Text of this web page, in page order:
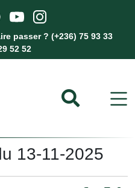
passer ? (+236) 75 93 33
52 52
13-11-2025